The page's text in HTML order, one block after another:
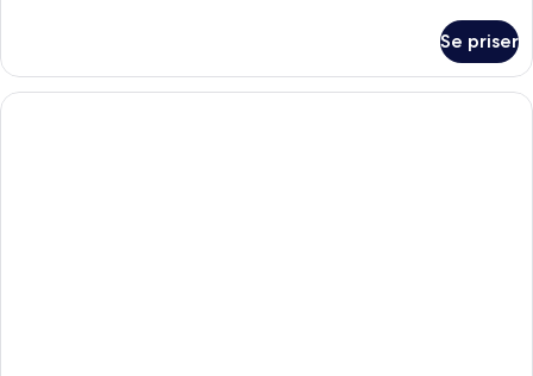
personer
til
personer
Se priser